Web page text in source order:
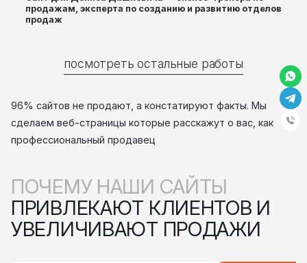
продажам, эксперта по созданию и развитию отделов
продаж
посмотреть остальные работы
96% сайтов не продают, а констатируют факты. Мы
сделаем веб-страницы которые расскажут о вас, как
профессиональный продавец
ПОЧЕМУ НАШИ САЙТЫ
ПРИВЛЕКАЮТ КЛИЕНТОВ И
УВЕЛИЧИВАЮТ ПРОДАЖИ